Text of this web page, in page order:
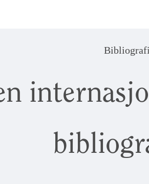
Bibliografi